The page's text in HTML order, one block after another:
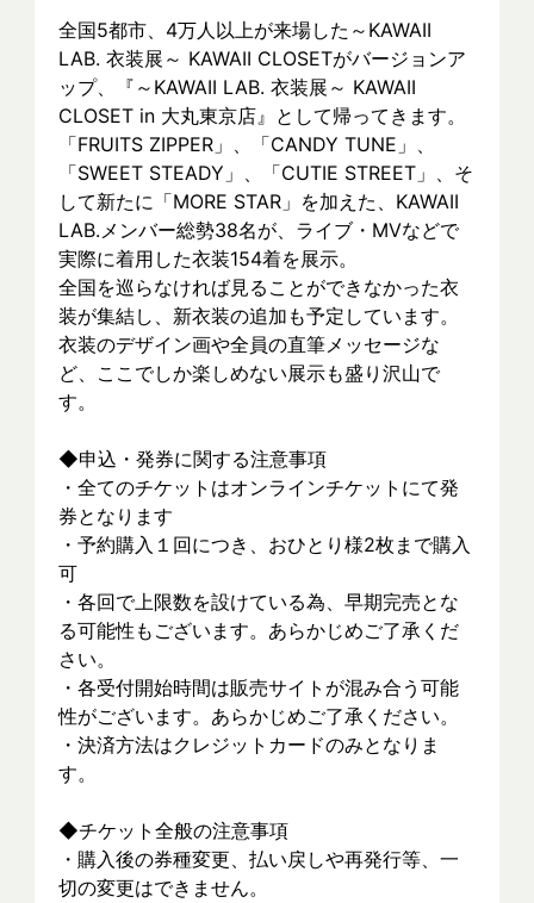
全国5都市、4万⼈以上が来場した～KAWAII
LAB. 衣装展～ KAWAII CLOSETがバージョンア
ップ、『～KAWAII LAB. 衣装展～ KAWAII
CLOSET in 大丸東京店』として帰ってきます。
「FRUITS ZIPPER」、「CANDY TUNE」、
「SWEET STEADY」、「CUTIE STREET」、そ
して新たに「MORE STAR」を加えた、KAWAII
LAB.メンバー総勢38名が、ライブ・MVなどで
実際に着⽤した衣装154着を展示。
全国を巡らなければ見ることができなかった衣
装が集結し、新⾐装の追加も予定しています。
衣装のデザイン画や全員の直筆メッセージな
ど、ここでしか楽しめない展示も盛り沢山で
す。
◆申込・発券に関する注意事項
・全てのチケットはオンラインチケットにて発
券となります
・予約購入１回につき、おひとり様2枚まで購入
可
・各回で上限数を設けている為、早期完売とな
る可能性もございます。あらかじめご了承くだ
さい。
・各受付開始時間は販売サイトが混み合う可能
性がございます。あらかじめご了承ください。
・決済方法はクレジットカードのみとなりま
す。
◆チケット全般の注意事項
・購入後の券種変更、払い戻しや再発行等、一
切の変更はできません。